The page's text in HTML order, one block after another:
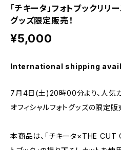
「チキータ」フォトブックリリ
グッズ限定販売！
¥5,000
International shipping
7月4日(土)20時00分より、人気ガ
オフィシャルフォトグッズの限定販
本商品は、「チキータ×THE